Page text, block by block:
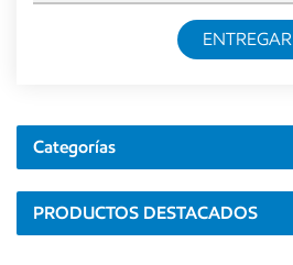
ENTREGAR
Categorías
PRODUCTOS DESTACADOS